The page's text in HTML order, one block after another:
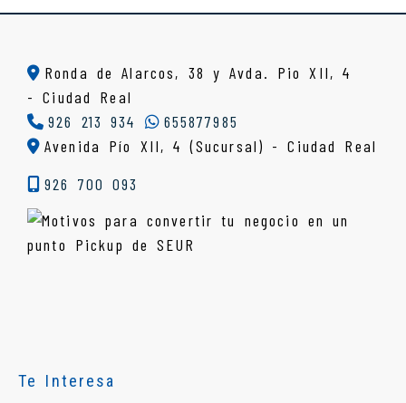
Ronda de Alarcos, 38 y Avda. Pio XII, 4
-Ciudad Real
926 213 934
655877985
Avenida Pío XII, 4 (Sucursal) - Ciudad Real
926 700 093
Te Interesa